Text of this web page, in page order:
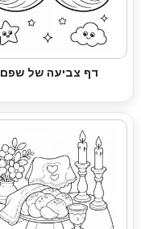
דף צביעה של שפם